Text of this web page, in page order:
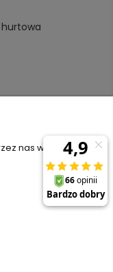
hurtowa
Nasz Facebook
nas wszystkich